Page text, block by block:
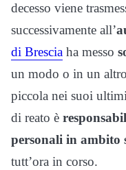
decesso viene
successivamente all’
di Brescia ha messo
un modo o in un
piccola nei suoi
di reato è
personali in ambito
tutt’ora in corso.